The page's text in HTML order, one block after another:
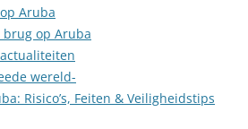
Aruba
op Aruba
wereld-
Risico’s, Feiten & Veiligheidstips